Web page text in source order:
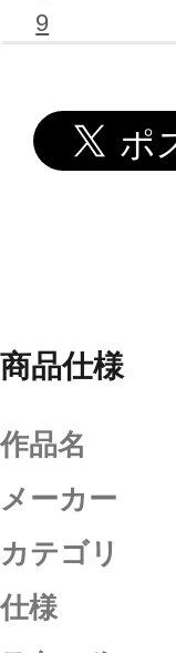
9
商品仕様
作品名
メーカー
カテゴリ
仕様